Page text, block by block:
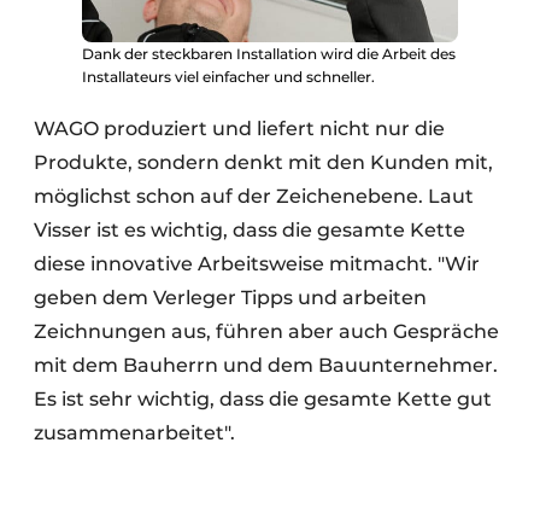
Dank der steckbaren Installation wird die Arbeit des
Installateurs viel einfacher und schneller.
WAGO produziert und liefert nicht nur die
Produkte, sondern denkt mit den Kunden mit,
möglichst schon auf der Zeichenebene. Laut
Visser ist es wichtig, dass die gesamte Kette
diese innovative Arbeitsweise mitmacht. "Wir
geben dem Verleger Tipps und arbeiten
Zeichnungen aus, führen aber auch Gespräche
mit dem Bauherrn und dem Bauunternehmer.
Es ist sehr wichtig, dass die gesamte Kette gut
zusammenarbeitet".